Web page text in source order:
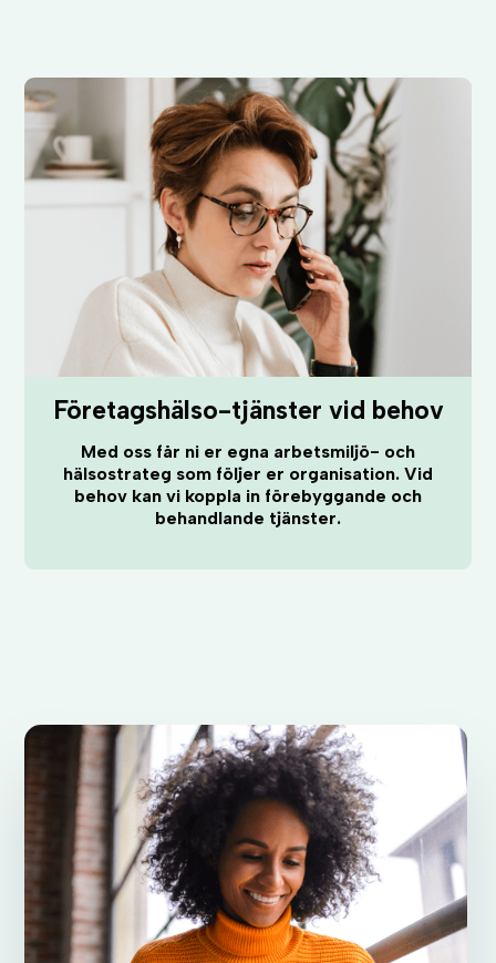
Företagshälso-tjänster vid behov
Med oss får ni er egna arbetsmiljö- och
hälsostrateg som följer er organisation. Vid
behov kan vi koppla in förebyggande och
behandlande tjänster.